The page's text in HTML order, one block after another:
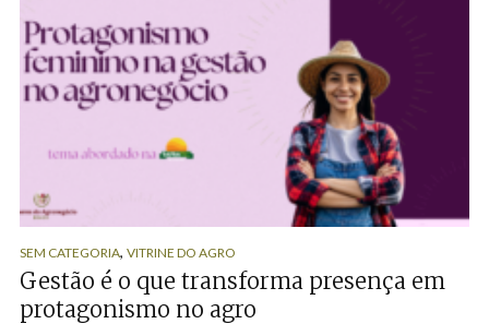
SEM CATEGORIA, VITRINE DO AGRO
Gestão é o que transforma presença em
protagonismo no agro